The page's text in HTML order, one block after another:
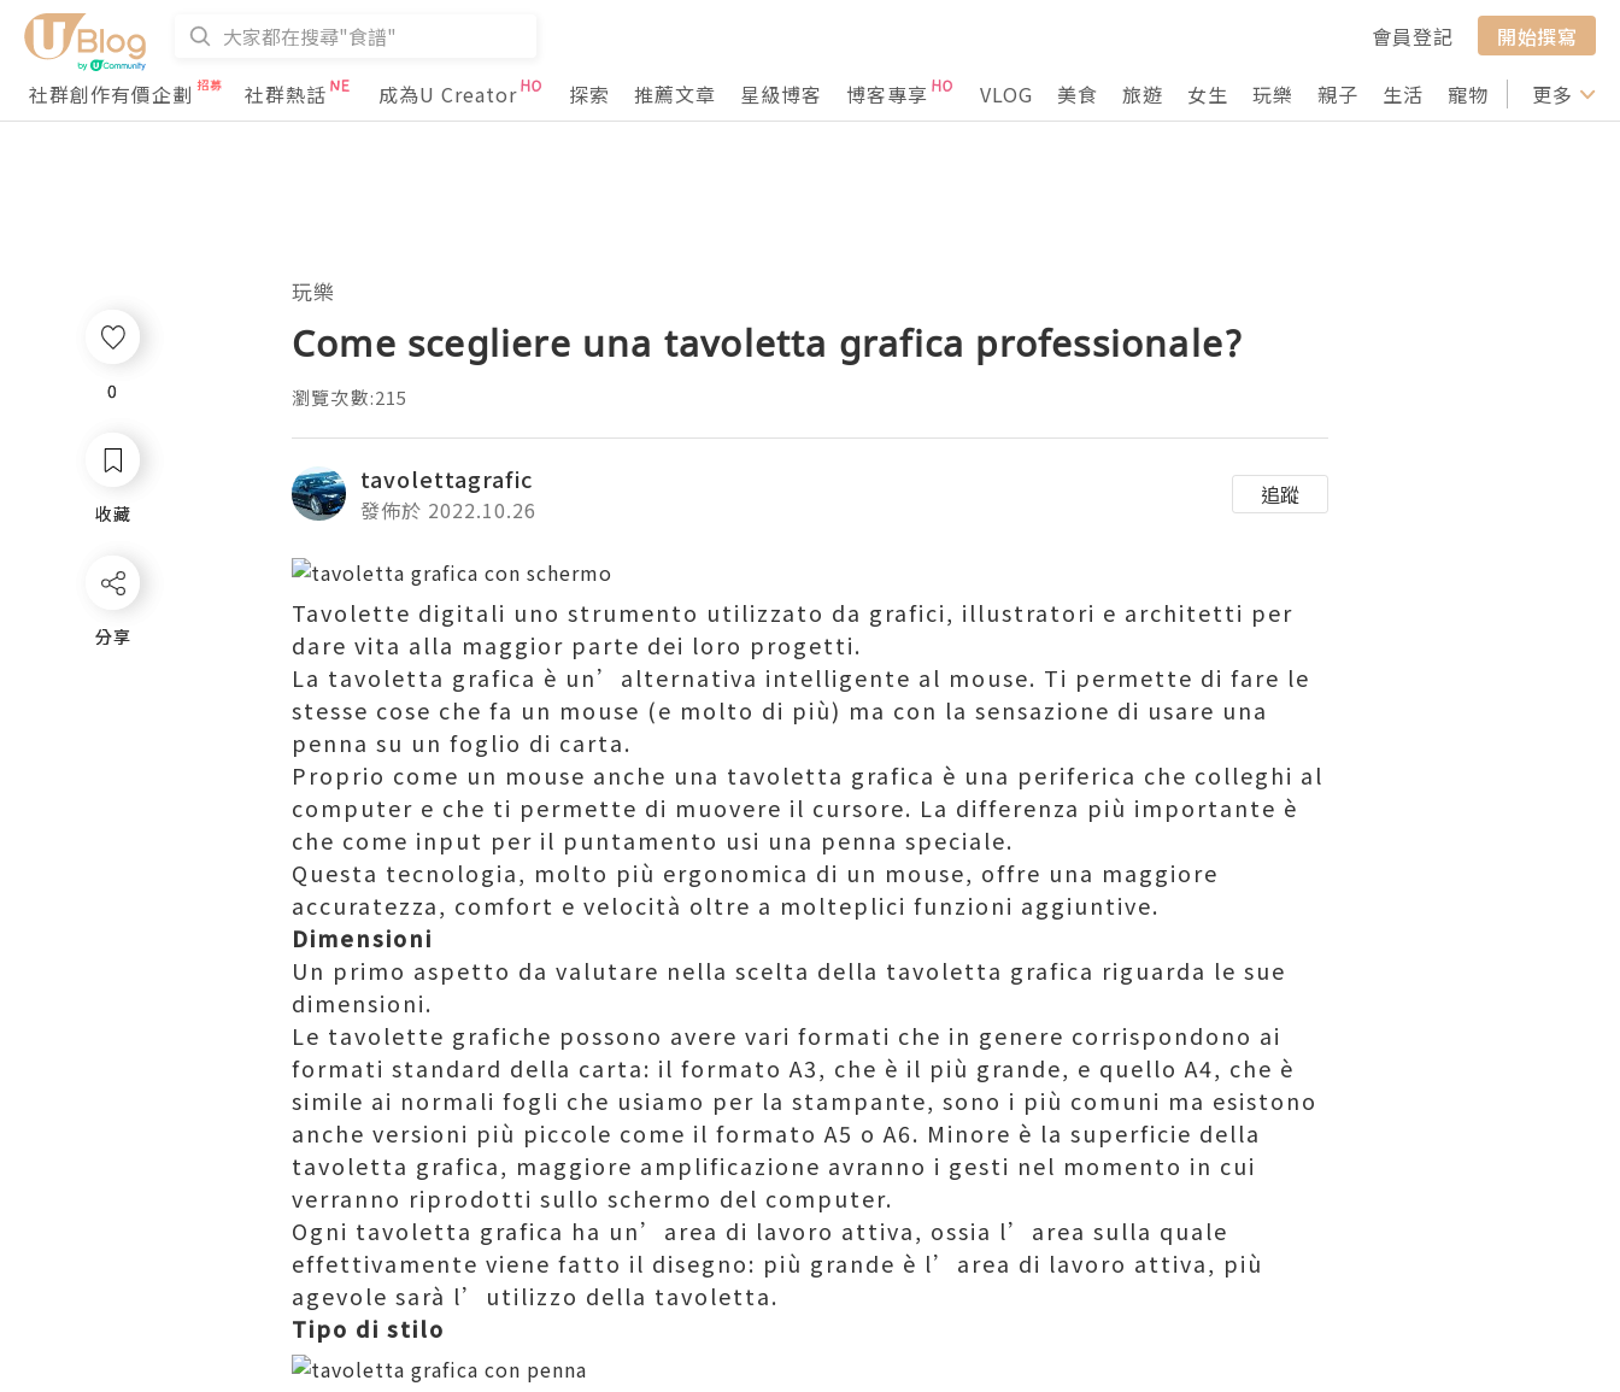
會員登記
開始撰寫
社群創作有價企劃
社群熱話 成為U Creator 探索 推薦文章 星級博客 博客專享 VLOG 美食 旅遊 女生 玩樂 親子 生活 寵物 行山 打卡
更多
0
收藏
分享
玩樂
Come scegliere una tavoletta grafica professionale?
瀏覽次數:215
tavolettagrafic
發佈於 2022.10.26
追蹤
Tavolette digitali uno strumento utilizzato da grafici, illustratori e architetti per
dare vita alla maggior parte dei loro progetti.
La tavoletta grafica è un’alternativa intelligente al mouse. Ti permette di fare le
stesse cose che fa un mouse (e molto di più) ma con la sensazione di usare una
penna su un foglio di carta.
Proprio come un mouse anche una tavoletta grafica è una periferica che colleghi al
computer e che ti permette di muovere il cursore. La differenza più importante è
che come input per il puntamento usi una penna speciale.
Questa tecnologia, molto più ergonomica di un mouse, offre una maggiore
accuratezza, comfort e velocità oltre a molteplici funzioni aggiuntive.
Dimensioni
Un primo aspetto da valutare nella scelta della tavoletta grafica riguarda le sue
dimensioni.
Le tavolette grafiche possono avere vari formati che in genere corrispondono ai
formati standard della carta: il formato A3, che è il più grande, e quello A4, che è
simile ai normali fogli che usiamo per la stampante, sono i più comuni ma esistono
anche versioni più piccole come il formato A5 o A6. Minore è la superficie della
tavoletta grafica, maggiore amplificazione avranno i gesti nel momento in cui
verranno riprodotti sullo schermo del computer.
Ogni tavoletta grafica ha un’area di lavoro attiva, ossia l’area sulla quale
effettivamente viene fatto il disegno: più grande è l’area di lavoro attiva, più
agevole sarà l’utilizzo della tavoletta.
Tipo di stilo
0
收藏
分享